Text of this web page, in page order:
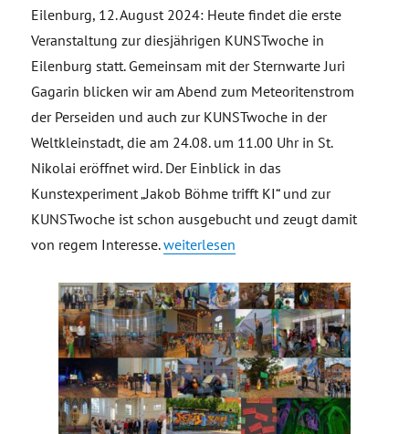
Eilenburg, 12. August 2024: Heute findet die erste
Veranstaltung zur diesjährigen KUNSTwoche in
Eilenburg statt. Gemeinsam mit der Sternwarte Juri
Gagarin blicken wir am Abend zum Meteoritenstrom
der Perseiden und auch zur KUNSTwoche in der
Weltkleinstadt, die am 24.08. um 11.00 Uhr in St.
Nikolai eröffnet wird. Der Einblick in das
Kunstexperiment „Jakob Böhme trifft KI“ und zur
KUNSTwoche ist schon ausgebucht und zeugt damit
von regem Interesse.„Pressemitteilung: Einladung
weiterlesen